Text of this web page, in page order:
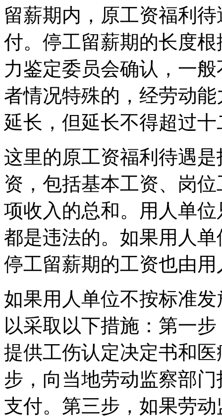
留薪期内，原工资福利
付。停工留薪期的长度
力鉴定委员会确认，一
者情况特殊的，经劳动
延长，但延长不得超过
这里的原工资福利待遇
资，包括基本工资、岗
项收入的总和。用人单
都是违法的。如果用人
停工留薪期的工资也由
如果用人单位不按标准
以采取以下措施：第一
提供工伤认定决定书和
步，向当地劳动监察部
支付。第三步，如果劳